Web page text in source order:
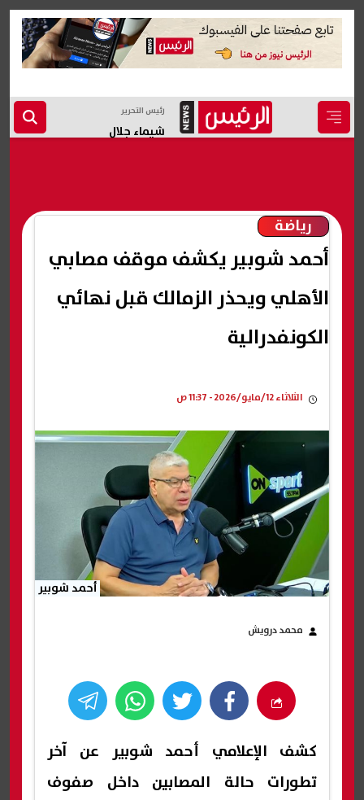
رئيس التحرير
شيماء جلال
رياضة
أحمد شوبير يكشف موقف مصابي
الأهلي ويحذر الزمالك قبل نهائي
الكونفدرالية
الثلاثاء 12/مايو/2026 - 11:37 ص
أحمد شوبير
محمد درويش
كشف الإعلامي أحمد شوبير عن آخر
تطورات حالة المصابين داخل صفوف